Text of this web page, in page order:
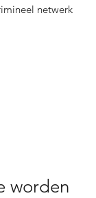
netwerk
worden